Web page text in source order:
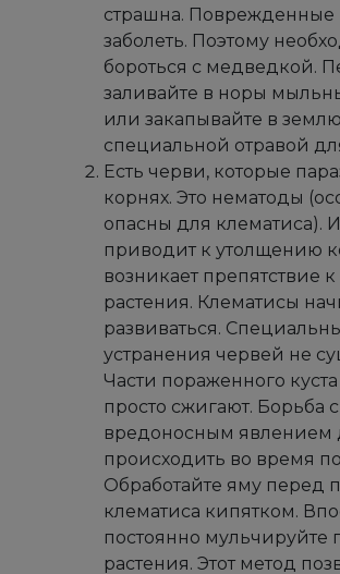
страшна. Поврежденные
заболеть. Поэтому
бороться с медведкой.
заливайте в норы
или закапывайте в
специальной отравой
Есть черви, которые
корнях. Это нематоды
опасны для клематиса).
приводит к утолщению
возникает препятствие
растения. Клематисы
развиваться.
устранения червей не
Части пораженного
просто сжигают. Борьба
вредоносным явлением
происходить во время
Обработайте яму перед
клематиса кипятком.
постоянно мульчируйте
растения. Этот метод